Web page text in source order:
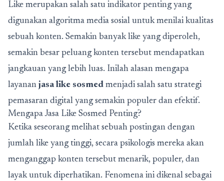
Like merupakan salah satu indikator penting yang
digunakan algoritma media sosial untuk menilai kualitas
sebuah konten. Semakin banyak like yang diperoleh,
semakin besar peluang konten tersebut mendapatkan
jangkauan yang lebih luas. Inilah alasan mengapa
layanan jasa like sosmed menjadi salah satu strategi
pemasaran digital yang semakin populer dan efektif.
Mengapa Jasa Like Sosmed Penting?
Ketika seseorang melihat sebuah postingan dengan
jumlah like yang tinggi, secara psikologis mereka akan
menganggap konten tersebut menarik, populer, dan
layak untuk diperhatikan. Fenomena ini dikenal sebagai